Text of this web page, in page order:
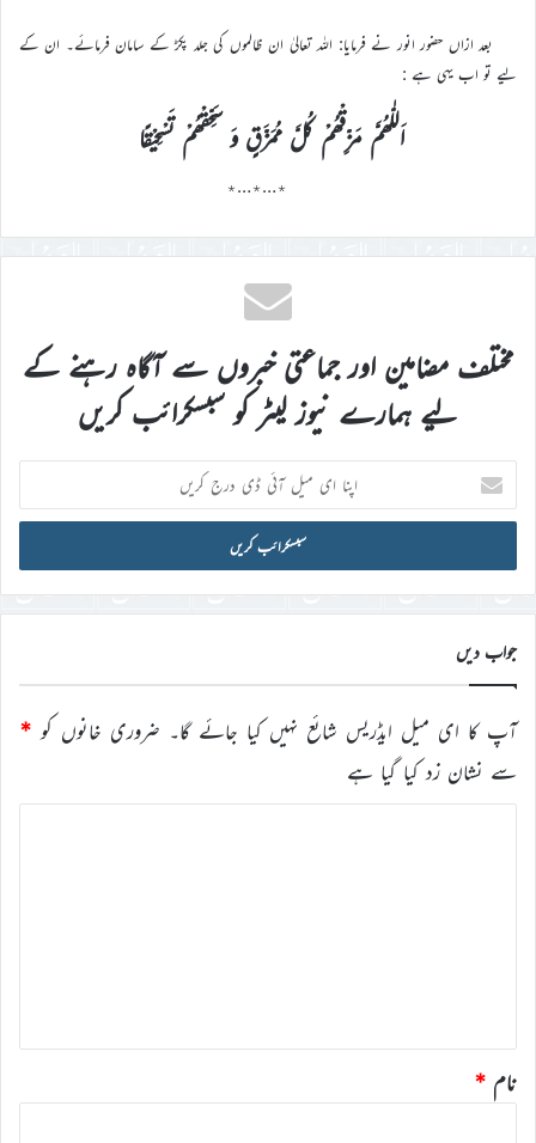
بعد ازاں حضور انور نے فرمایا: اللہ تعالیٰ ان ظالموں کی جلد پکڑ کے سامان فرمائے۔ ان کے
لیے تو اب یہی ہے :
اَللّٰھُمَّ مَزِّقْھُمْ کُلَّ مُمَزَّقٍ وَ سَحِّقْھُمْ تَسْحِیْقًا
٭…٭…٭
مختلف مضامین اور جماعتی خبروں سے آگاہ رہنے کے
لیے ہمارے نیوز لیٹر کو سبسکرائب کریں
اپنا
ای
میل
ڈی
درج
کریں
جواب دیں
آپ کا ای میل ایڈریس شائع نہیں کیا جائے گا۔ ضروری خانوں کو *
سے نشان زد کیا گیا ہے
نام *